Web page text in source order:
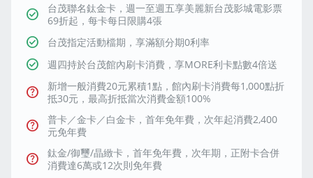
check_circle
台茂聯名鈦金卡，週一至週五享美麗新台茂影城電影票
69折起，每卡每日限購4張
check_circle 台茂指定活動檔期，享滿額分期0利率
check_circle 週四持於台茂館內刷卡消費，享MORE利卡點數4倍送
help
新增一般消費20元累積1點，館內刷卡消費每1,000點折
抵30元，最高折抵當次消費金額100%
help
普卡／金卡／白金卡，首年免年費，次年起消費2,400
元免年費
help
鈦金/御璽/晶緻卡，首年免年費，次年期，正附卡合併
消費達6萬或12次則免年費